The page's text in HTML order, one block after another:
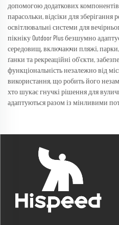
допомогою додаткових
парасольки, відсіки для зберігання
освітлювальні системи для
пікніку Outdoor Plus безшумно
середовищ, включаючи пляжі, парки,
ґанки та рекреаційні об'єкти,
функціональність незалежно від
використання, що робить його
хто шукає гнучкі рішення для
адаптуються разом із мінливими